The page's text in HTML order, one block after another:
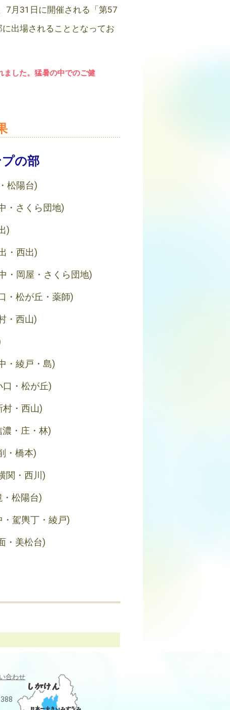
7月31日に開催される「第57
出場されることとなってお
ました。猛暑の中でのご健
の部
松陽台)
・さくら団地)
)
・西出)
・岡屋・さくら団地)
・松が丘・薬師)
・西山)
・綾戸・島)
口・松が丘)
村・西山)
濃・庄・林)
・橋本)
関・西川)
・松陽台)
・駕輿丁・綾戸)
・美松台)
合わせ